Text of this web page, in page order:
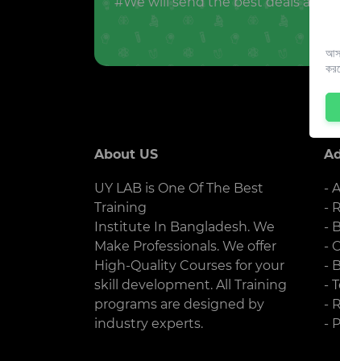
About US
UY LAB is One Of The Best
Training
Institute In Bangladesh. We
Make Professionals. We offer
High-Quality Courses for your
skill development. All Training
programs are designed by
industry experts.
-
-
-
-
-
-
-
-